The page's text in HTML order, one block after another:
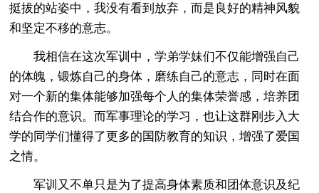
挺拔的站姿中，我没有看到放弃，而是良好的精神风貌
和坚定不移的意志。
我相信在这次军训中，学弟学妹们不仅能增强自己
的体魄，锻炼自己的身体，磨练自己的意志，同时在面
对一个新的集体能够加强每个人的集体荣誉感，培养团
结合作的意识。而军事理论的学习，也让这群刚步入大
学的同学们懂得了更多的国防教育的知识，增强了爱国
之情。
军训又不单只是为了提高身体素质和团体意识及纪